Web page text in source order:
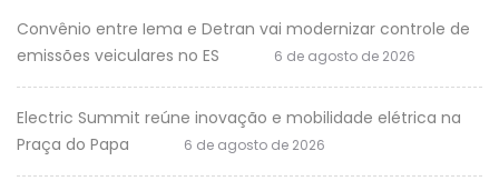
Convênio entre Iema e Detran vai modernizar controle de
emissões veiculares no ES
6 de agosto de 2026
Electric Summit reúne inovação e mobilidade elétrica na
Praça do Papa
6 de agosto de 2026